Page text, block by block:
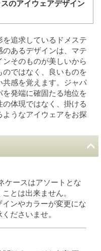
のアイウェアデザイン
追求しているドメステ
のあるデザインは、マテ
そのものが美しいから
ではなく、良いものを
感を覚えます。ジャパ
発端に確固たる地位を
体現ではなく、掛ける
うなアイウェアをお探
ケースはアソートとな
とは出来ません。
ンやカラーが変更にな
ださいませ。